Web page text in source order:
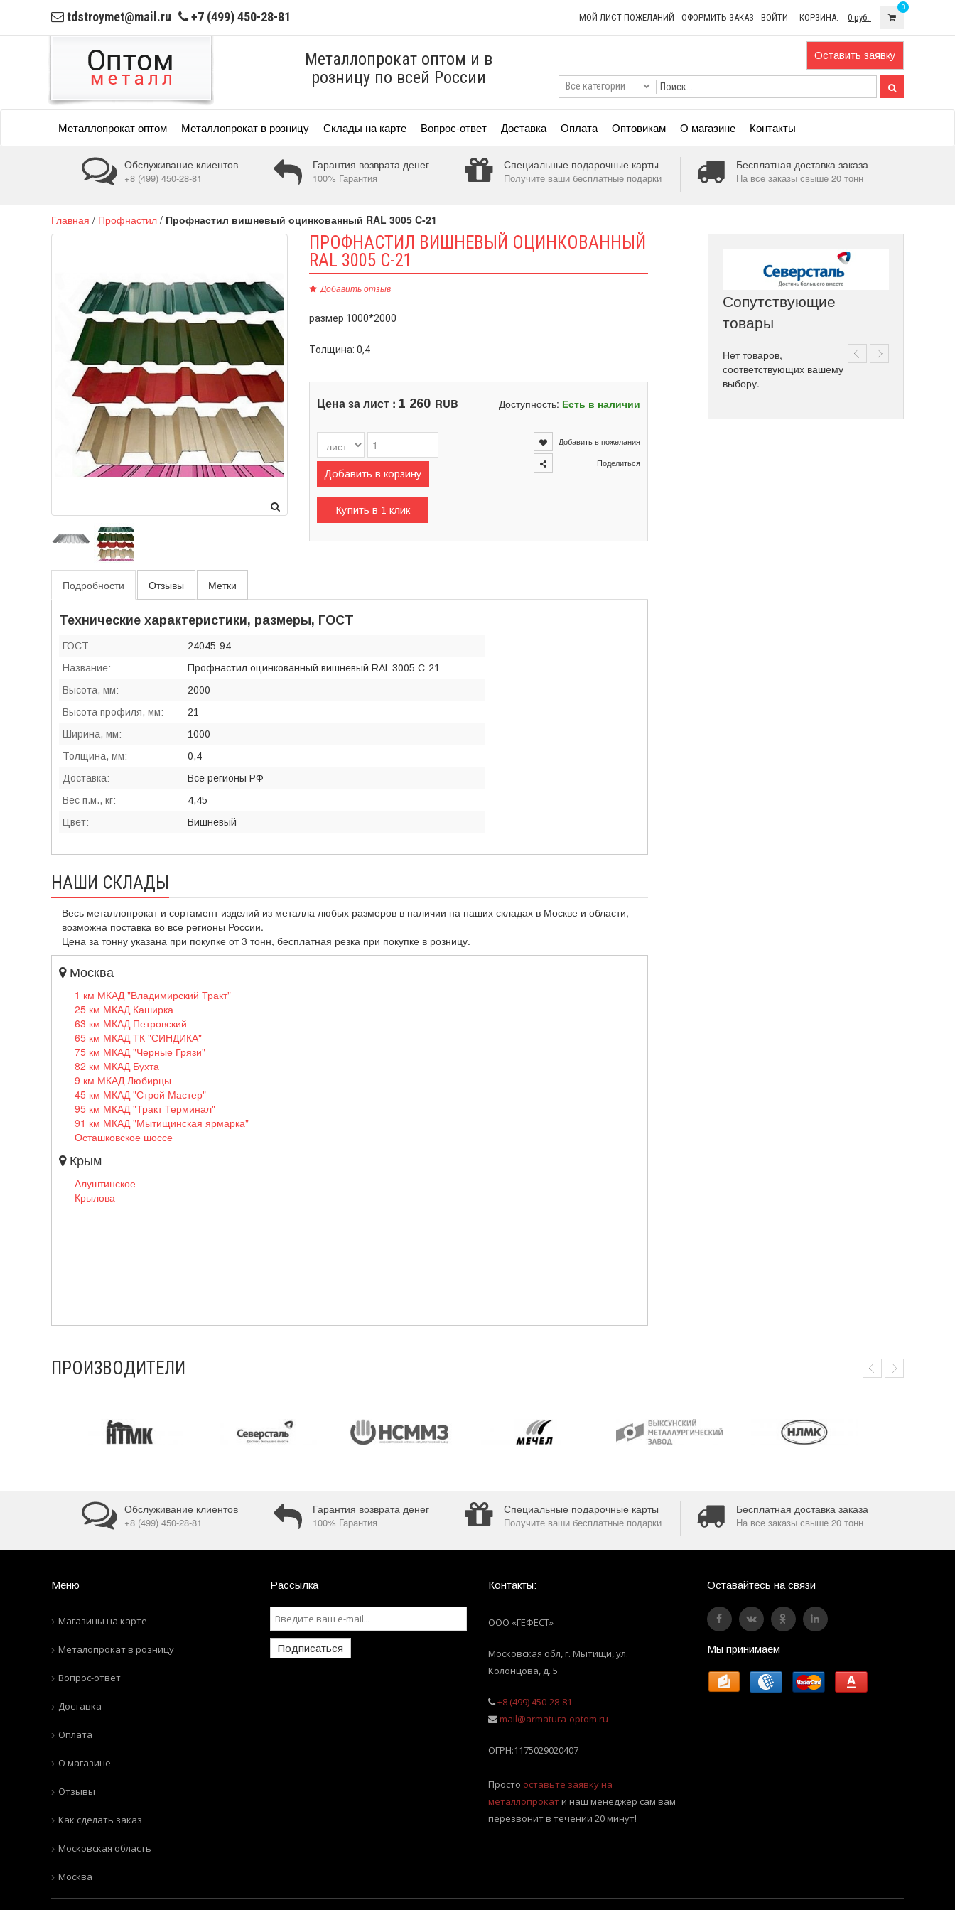
tdstroymet@mail.ru +7 (499) 450-28-81 МОЙ ЛИСТ ПОЖЕЛАНИЙ ОФОРМИТЬ ЗАКАЗ ВОЙТИ КОРЗИНА: 0 руб.
0
Металлопрокат оптом и в
розницу по всей России
Оставить заявку
Металлопрокат оптом Металлопрокат в розницу Склады на карте Вопрос-ответ Доставка Оплата Оптовикам О магазине Контакты
Обслуживание клиентов
+8 (499) 450-28-81
Гарантия возврата денег
100% Гарантия
Специальные подарочные карты
Получите ваши бесплатные подарки
Бесплатная доставка заказа
На все заказы свыше 20 тонн
Главная / Профнастил / Профнастил вишневый оцинкованный RAL 3005 C-21
ПРОФНАСТИЛ ВИШНЕВЫЙ ОЦИНКОВАННЫЙ
RAL 3005 C-21
Добавить отзыв
размер 1000*2000
Толщина: 0,4
Доступность: Есть в наличии
Цена за лист : 1 260 RUB
Добавить в корзину
Добавить в пожелания
Поделиться
Купить в 1 клик
Подробности Отзывы Метки
Технические характеристики, размеры, ГОСТ
ГОСТ:
24045-94
Название:
Профнастил оцинкованный вишневый RAL 3005 C-21
Высота, мм:
2000
Высота профиля, мм:
21
Ширина, мм:
1000
Толщина, мм:
0,4
Доставка:
Все регионы РФ
Вес п.м., кг:
4,45
Цвет:
Вишневый
НАШИ СКЛАДЫ
Весь металлопрокат и сортамент изделий из металла любых размеров в наличии на наших складах в Москве и области,
возможна поставка во все регионы России.
Цена за тонну указана при покупке от 3 тонн, бесплатная резка при покупке в розницу.
Москва
1 км МКАД "Владимирский Тракт"
25 км МКАД Каширка
63 км МКАД Петровский
65 км МКАД ТК "СИНДИКА"
75 км МКАД "Черные Грязи"
82 км МКАД Бухта
9 км МКАД Любирцы
45 км МКАД "Строй Мастер"
95 км МКАД "Тракт Терминал"
91 км МКАД "Мытищинская ярмарка"
Осташковское шоссе
Крым
Алуштинское
Крылова
Сопутствующие
товары
Нет товаров,
соответствующих вашему
выбору.
ПРОИЗВОДИТЕЛИ
Обслуживание клиентов
+8 (499) 450-28-81
Гарантия возврата денег
100% Гарантия
Специальные подарочные карты
Получите ваши бесплатные подарки
Бесплатная доставка заказа
На все заказы свыше 20 тонн
Меню
Магазины на карте
Металопрокат в розницу
Вопрос-ответ
Доставка
Оплата
О магазине
Отзывы
Как сделать заказ
Московская область
Москва
Рассылка
Подписаться
Контакты:
ООО «ГЕФЕСТ»
Московская обл, г. Мытищи,ул.
Колонцова, д. 5
+8 (499) 450-28-81
mail@armatura-optom.ru
ОГРН:1175029020407
Просто оставьте заявку на
металлопрокати наш менеджер сам вам
перезвонит в течении 20 минут!
Оставайтесь на связи
Мы принимаем